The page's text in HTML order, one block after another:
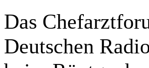
Das
Deutschen